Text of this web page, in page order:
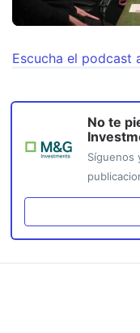
Escucha el podcast
No te
Síguenos